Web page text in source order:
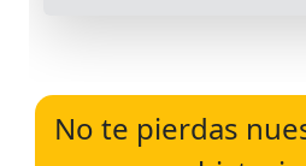
No te pierdas